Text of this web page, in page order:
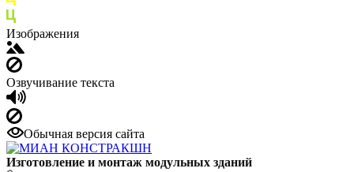
Изображения
Озвучивание текста
Обычная версия сайта
Изготовление и монтаж модульных зданий